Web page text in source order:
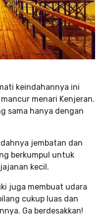
keindahannya ini
menari Kenjeran.
sama hanya dengan
jembatan dan
berkumpul untuk
kecil.
juga membuat udara
cukup luas dan
Ga berdesakkan!